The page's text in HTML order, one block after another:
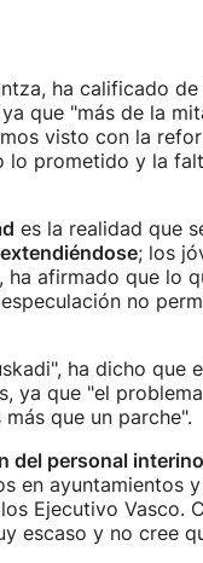
ha calificado de
que "más de la
visto con la
prometido y la
es la realidad que
; los
ha afirmado que lo
no
ha dicho que
ya que "el
que un parche".
del personal interino
en ayuntamientos
Ejecutivo Vasco.
escaso y no cree